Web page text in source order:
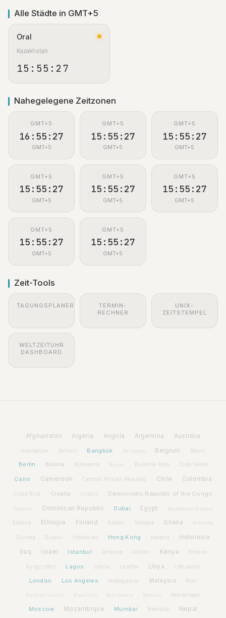
Alle Städte in GMT+5
Oral
Kazakhstan
15:55:27
Nahegelegene Zeitzonen
GMT+5
16:55:27
GMT+5
GMT+5
15:55:27
GMT+5
GMT+5
15:55:27
GMT+5
GMT+5
15:55:27
GMT+5
GMT+5
15:55:27
GMT+5
GMT+5
15:55:27
GMT+5
GMT+5
15:55:27
GMT+5
GMT+5
15:55:27
GMT+5
Zeit-Tools
TAGUNGSPLANER
TERMIN-
RECHNER
UNIX-
ZEITSTEMPEL
WELTZEITUHR
DASHBOARD
Afghanistan Algeria Angola Argentina Australia
Azerbaijan Bahrain Bangkok Barbados Belgium Benin
Berlin Bolivia Botswana Brunei Burkina Faso Cabo Verde
Cairo Cameroon Central African Republic Chile Colombia
Costa Rica Croatia Cyprus Democratic Republic of the Congo
Djibouti Dominican Republic Dubai Egypt Equatorial Guinea
Estonia Ethiopia Finland Gabon Georgia Ghana Grenada
Guinea Guyana Honduras Hong Kong Iceland Indonesia
Iraq Israel Istanbul Jamaica Jordan Kenya Kosovo
Kyrgyzstan Lagos Latvia Lesotho Libya Lithuania
London Los Angeles Madagascar Malaysia Mali
Marshall Islands Mauritius Micronesia Monaco Montenegro
Moscow Mozambique Mumbai Namibia Nepal